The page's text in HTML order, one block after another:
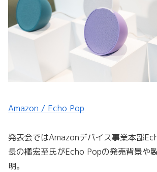
Amazon / Echo Pop
発表会ではAmazonデバイス事業本部
長の橘宏至氏がEcho Popの発売背景や
明。